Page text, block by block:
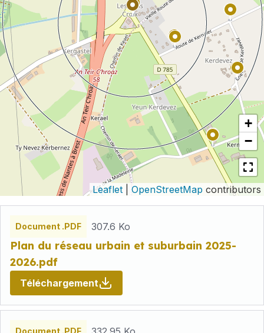
+
−
Leaflet OpenStreetMap contributors
Document .PDF 307.6 Ko
Plan du réseau urbain et suburbain 2025-
2026.pdf
Téléchargement
Document .PDF